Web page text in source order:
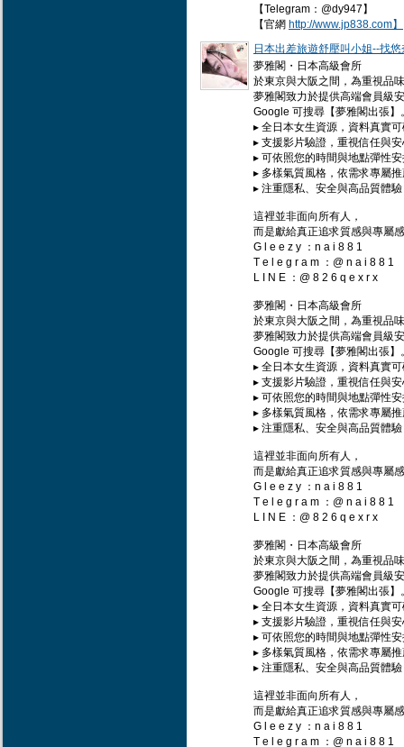
【Telegram：@dy947】
【官網 http://www.jp838.com】
日本出差旅遊舒壓叫小姐--找
夢雅閣・日本高級會所
於東京與大阪之間，為重視品
夢雅閣致力於提供高端會員級
Google 可搜尋【夢雅閣出張】
▸ 全日本女生資源，資料真實
▸ 支援影片驗證，重視信任與
▸ 可依照您的時間與地點彈性
▸ 多樣氣質風格，依需求專屬
▸ 注重隱私、安全與高品質體驗
這裡並非面向所有人，
而是獻給真正追求質感與專屬
G l e e z y ：n a i 8 8 1
T e l e g r a m ：@ n a i 8 8 1
L I N E ：@ 8 2 6 q e x r x
夢雅閣・日本高級會所
於東京與大阪之間，為重視品
夢雅閣致力於提供高端會員級
Google 可搜尋【夢雅閣出張】
▸ 全日本女生資源，資料真實
▸ 支援影片驗證，重視信任與
▸ 可依照您的時間與地點彈性
▸ 多樣氣質風格，依需求專屬
▸ 注重隱私、安全與高品質體驗
這裡並非面向所有人，
而是獻給真正追求質感與專屬
G l e e z y ：n a i 8 8 1
T e l e g r a m ：@ n a i 8 8 1
L I N E ：@ 8 2 6 q e x r x
夢雅閣・日本高級會所
於東京與大阪之間，為重視品
夢雅閣致力於提供高端會員級
Google 可搜尋【夢雅閣出張】
▸ 全日本女生資源，資料真實
▸ 支援影片驗證，重視信任與
▸ 可依照您的時間與地點彈性
▸ 多樣氣質風格，依需求專屬
▸ 注重隱私、安全與高品質體驗
這裡並非面向所有人，
而是獻給真正追求質感與專屬
G l e e z y ：n a i 8 8 1
T e l e g r a m ：@ n a i 8 8 1